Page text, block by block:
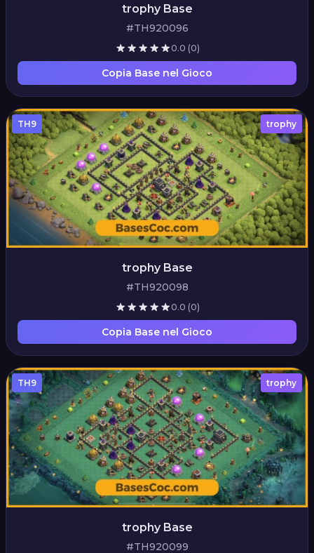
trophy Base
#TH920096
0.0 (0)
Copia Base nel Gioco
TH9 trophy
trophy Base
#TH920098
0.0 (0)
Copia Base nel Gioco
TH9 trophy
trophy Base
#TH920099